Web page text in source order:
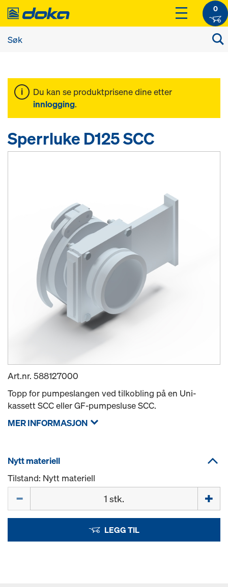
0
Du kan se produktprisene dine etter
innlogging.
Sperrluke D125 SCC
Art.nr. 588127000
Topp for pumpeslangen ved tilkobling på en Uni-
kassett SCC eller GF-pumpesluse SCC.
MER INFORMASJON
Nytt materiell
Tilstand: Nytt materiell
LEGG TIL